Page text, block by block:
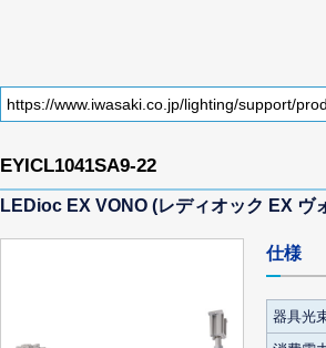
EYICL1041SA9-22
LEDioc EX VONO (レディオック EX ヴ
仕様
器具光